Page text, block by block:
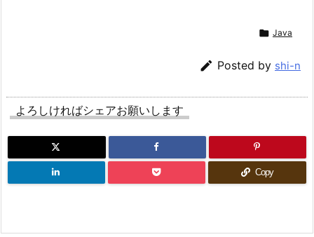
 Java
 Posted by shi-n
よろしければシェアお願いします
Copy